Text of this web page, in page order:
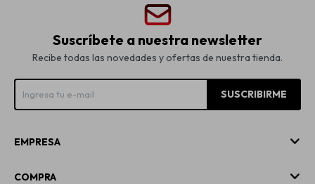
Suscríbete a nuestra newsletter
Recibe todas las novedades y ofertas de nuestra tienda.
SUSCRIBIRME
EMPRESA
COMPRA